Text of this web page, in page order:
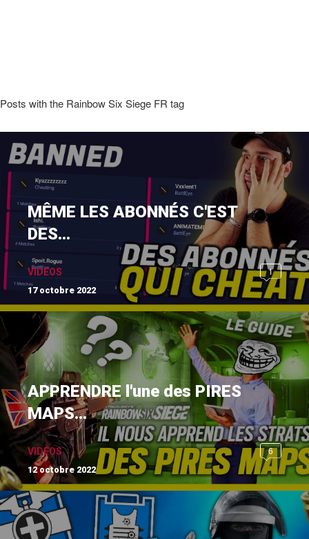
Posts with the Rainbow Six Siege FR tag
MÊME LES ABONNÉS C'EST
DES...
VIDÉOS 1
17 octobre 2022
APPRENDRE l'une des PIRES
MAPS...
VIDÉOS 6
12 octobre 2022